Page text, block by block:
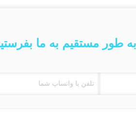
طور مستقیم به ما